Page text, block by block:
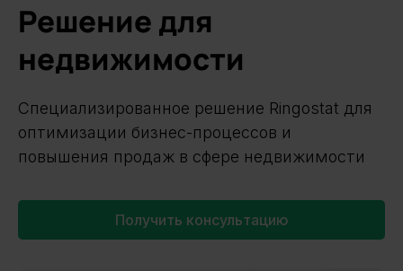
Решение для
недвижимости
Специализированное решение Ringostat для
оптимизации бизнес-процессов и
повышения продаж в сфере недвижимости
Получить консультацию